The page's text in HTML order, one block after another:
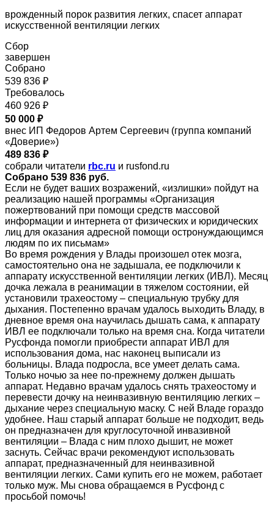
врожденный порок развития легких, спасет аппарат
искусственной вентиляции легких
Сбор
завершен
Собрано
539 836 ₽
Требовалось
460 926 ₽
50 000 ₽
внес ИП Федоров Артем Сергеевич (группа компаний
«Доверие»)
489 836 ₽
собрали читатели rbc.ru и rusfond.ru
Собрано 539 836 руб.
Если не будет ваших возражений, «излишки» пойдут на
реализацию нашей программы «Организация
пожертвований при помощи средств массовой
информации и интернета от физических и юридических
лиц для оказания адресной помощи остронуждающимся
людям по их письмам»
Во время рождения у Влады произошел отек мозга,
самостоятельно она не задышала, ее подключили к
аппарату искусственной вентиляции легких (ИВЛ). Месяц
дочка лежала в реанимации в тяжелом состоянии, ей
установили трахеостому – специальную трубку для
дыхания. Постепенно врачам удалось выходить Владу, в
дневное время она научилась дышать сама, к аппарату
ИВЛ ее подключали только на время сна. Когда читатели
Русфонда помогли приобрести аппарат ИВЛ для
использования дома, нас наконец выписали из
больницы. Влада подросла, все умеет делать сама.
Только ночью за нее по-прежнему должен дышать
аппарат. Недавно врачам удалось снять трахеостому и
перевести дочку на неинвазивную вентиляцию легких –
дыхание через специальную маску. С ней Владе гораздо
удобнее. Наш старый аппарат больше не подходит, ведь
он предназначен для круглосуточной инвазивной
вентиляции – Влада с ним плохо дышит, не может
заснуть. Сейчас врачи рекомендуют использовать
аппарат, предназначенный для неинвазивной
вентиляции легких. Сами купить его не можем, работает
только муж. Мы снова обращаемся в Русфонд с
просьбой помочь!